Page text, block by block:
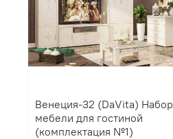
Венеция-32 (DaVita) Набор
мебели для гостиной
(комплектация №1)